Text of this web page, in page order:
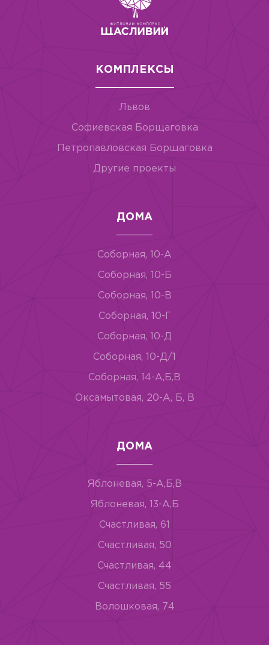
КОМПЛЕКСЫ
Львов
Софиевская Борщаговка
Петропавловская Борщаговка
Другие проекты
ДОМА
Соборная, 10-А
Соборная, 10-Б
Соборная, 10-В
Соборная, 10-Г
Соборная, 10-Д
Соборная, 10-Д/1
Соборная, 14-А,Б,В
Оксамытовая, 20-А, Б, В
ДОМА
Яблоневая, 5-А,Б,В
Яблоневая, 13-А,Б
Счастливая, 61
Счастливая, 50
Счастливая, 44
Счастливая, 55
Волошковая, 74